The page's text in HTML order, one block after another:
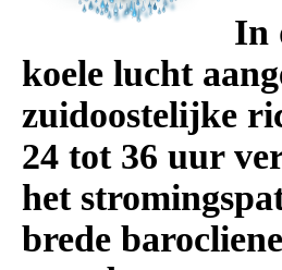
In
koele lucht
zuidoostelijke
24 tot 36 uur
het
brede